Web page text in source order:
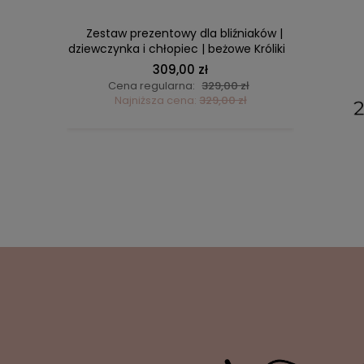
Zestaw prezentowy dla bliźniaków |
dziewczynka i chłopiec | beżowe Króliki
309,00 zł
Cena regularna: 329,00 zł
Najniższa cena: 329,00 zł
Duży